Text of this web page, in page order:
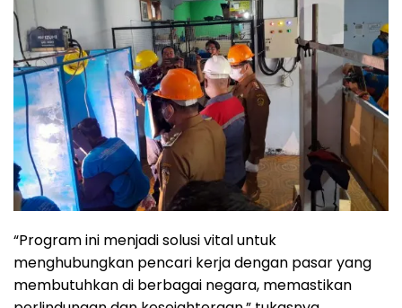
“Program ini menjadi solusi vital untuk
menghubungkan pencari kerja dengan pasar yang
membutuhkan di berbagai negara, memastikan